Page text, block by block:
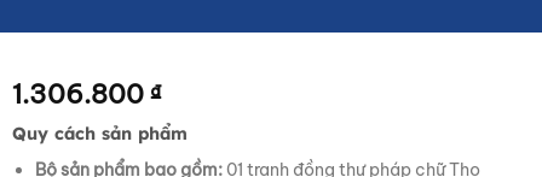
1.306.800 ₫
Quy cách sản phẩm
Bộ sản phẩm bao gồm:01 tranh đồng thư pháp chữ Thọ